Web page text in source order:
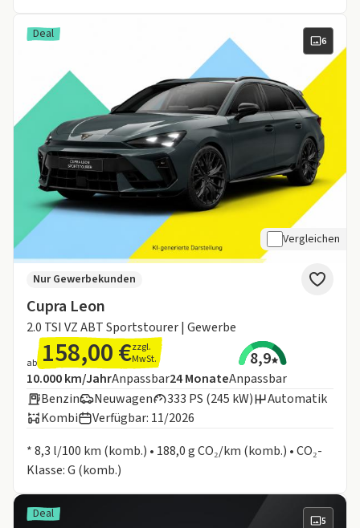
6
Deal
Vergleichen
Cupra Leon
2.0 TSI VZ ABT Sportstourer | Gewerbe
Nur Gewerbekunden
ab 158,00 €zzgl.
MwSt.
8,9
Angebotsdetails:
Inklusive Laufleistung
10.000 km/JahrAnpassbarLaufzeit
24MonateAnpassbar
Benzin
Neuwagen 333 PS (245 kW)
Automatik
Kombi
Verfügbar: 11/2026
* 8,3 l/100 km (komb.) • 188,0 g CO₂/km (komb.) • CO₂-
Klasse: G (komb.)
5
Deal